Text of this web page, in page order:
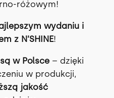
różowym!
wydaniu i
z N’SHINE!
w Polsce– dzięki
w produkcji,
jakość